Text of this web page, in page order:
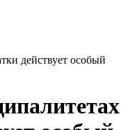
действует особый